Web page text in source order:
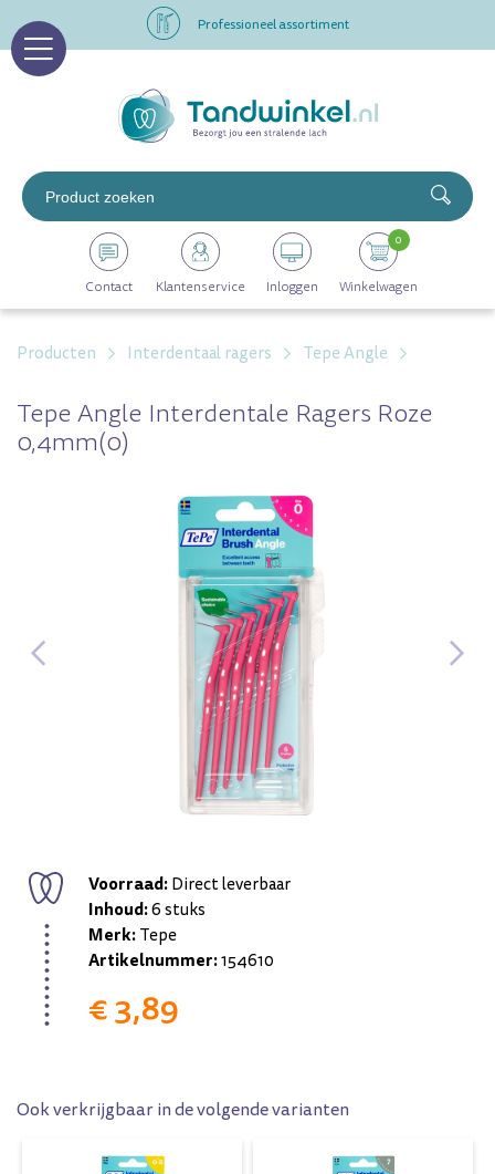
Professioneel assortiment
Op werkdagen voor 16.00 uur besteld, morgen in huis
Professioneel assortiment
Altijd op voorraad
Contact Klantenservice Inloggen Winkelwagen
0
Producten Interdentaal ragers Tepe Angle
Tepe Angle Interdentale Ragers Roze
0,4mm(0)
Voorraad:Direct leverbaar
Inhoud:6 stuks
Merk:Tepe
Artikelnummer:154610
€ 3,89
Ook verkrijgbaar in de volgende varianten